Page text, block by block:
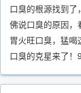
口臭的根源找到了
佛说口臭的原因，
胃火旺口臭，猛喝